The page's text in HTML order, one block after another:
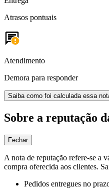
Atrasos pontuais
Atendimento
Demora para responder
Saiba como foi calculada essa
Sobre a reputação
Fechar
A nota de reputação refere-se a
compra oferecida aos clientes.
Pedidos entregues no